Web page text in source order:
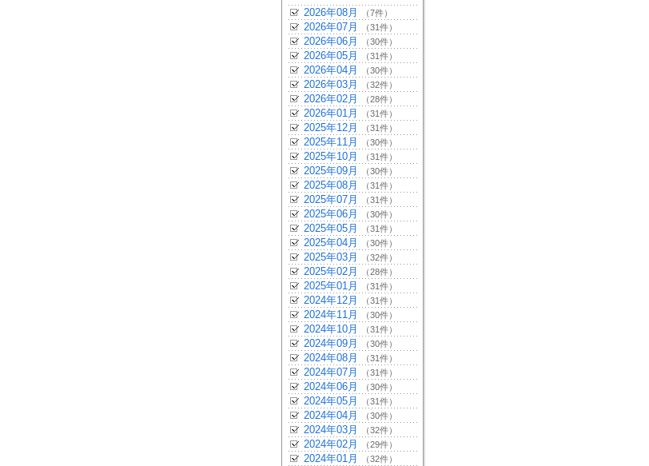
2026年08月 （7件）
2026年07月 （31件）
2026年06月 （30件）
2026年05月 （31件）
2026年04月 （30件）
2026年03月 （32件）
2026年02月 （28件）
2026年01月 （31件）
2025年12月 （31件）
2025年11月 （30件）
2025年10月 （31件）
2025年09月 （30件）
2025年08月 （31件）
2025年07月 （31件）
2025年06月 （30件）
2025年05月 （31件）
2025年04月 （30件）
2025年03月 （32件）
2025年02月 （28件）
2025年01月 （31件）
2024年12月 （31件）
2024年11月 （30件）
2024年10月 （31件）
2024年09月 （30件）
2024年08月 （31件）
2024年07月 （31件）
2024年06月 （30件）
2024年05月 （31件）
2024年04月 （30件）
2024年03月 （32件）
2024年02月 （29件）
2024年01月 （32件）